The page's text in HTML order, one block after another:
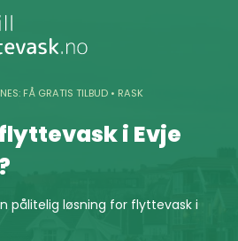
FÅ GRATIS TILBUD • RASK
i Evje
pålitelig løsning for flyttevask i